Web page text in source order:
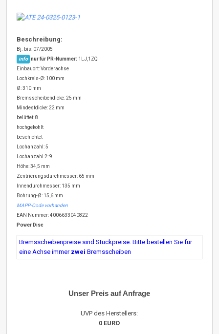
Beschreibung:
Bj. bis: 07/2005
info nur für PR-Nummer: 1LJ,1ZQ
Einbauort: Vorderachse
Lochkreis-Ø: 100 mm
Ø: 310 mm
Bremsscheibendicke: 25 mm
Mindestdicke: 22 mm
belüftet: 8
hochgekohlt
beschichtet
Lochanzahl: 5
Lochanzahl 2: 9
Höhe: 34,5 mm
Zentrierungsdurchmesser: 65 mm
Innendurchmesser: 135 mm
Bohrung-Ø: 15,6 mm
MAPP-Code vorhanden
EAN Nummer: 4006633040822
Power Disc
Bremsscheibenpreise sind Stückpreise. Bitte bestellen Sie für
eine Achse immer zwei Bremsscheiben
Unser Preis auf Anfrage
UVP des Herstellers:
0 EURO